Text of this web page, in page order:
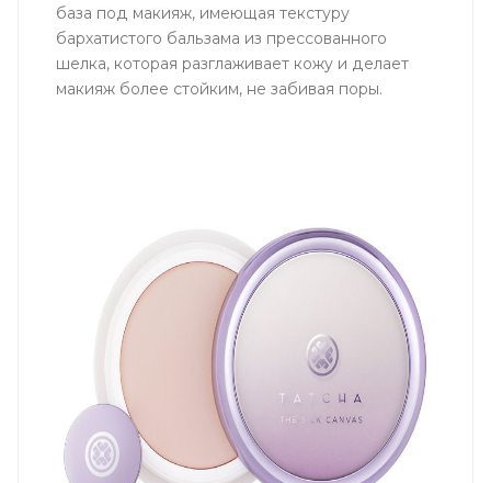
база под макияж, имеющая текстуру
бархатистого бальзама из прессованного
шелка, которая разглаживает кожу и делает
макияж более стойким, не забивая поры.